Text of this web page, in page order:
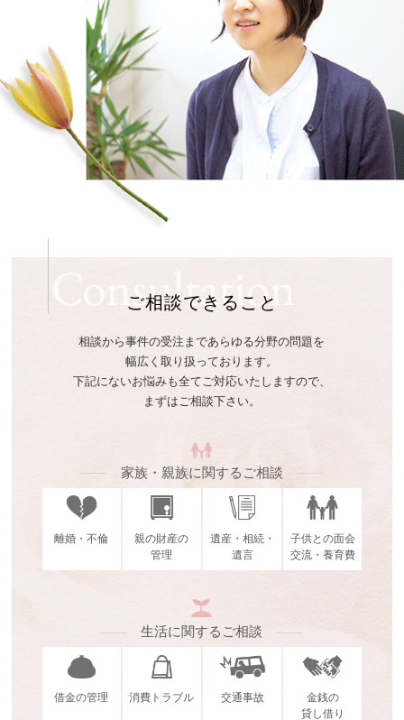
ご相談できること
相談から事件の受注まであらゆる分野の問題を
幅広く取り扱っております。
下記にないお悩みも全てご対応いたしますので、
まずはご相談下さい。
家族・親族に関するご相談
離婚・不倫
親の財産の
管理
遺産・相続・
遺言
子供との面会
交流・養育費
生活に関するご相談
借金の管理 消費トラブル 交通事故
金銭の
貸し借り